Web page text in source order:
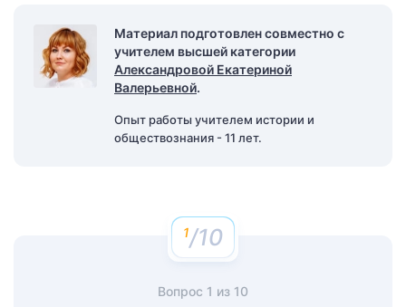
Материал подготовлен совместно с
учителем высшей категории
Александровой Екатериной
Валерьевной.
Опыт работы учителем истории и
обществознания - 11 лет.
/10
Вопрос 1 из 10